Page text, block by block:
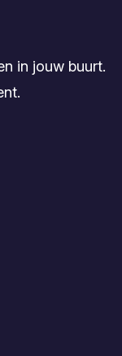
in jouw buurt.